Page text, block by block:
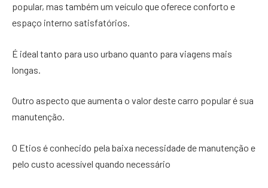
popular, mas também um veículo que oferece conforto e
espaço interno satisfatórios.
É ideal tanto para uso urbano quanto para viagens mais
longas.
Outro aspecto que aumenta o valor deste carro popular é sua
manutenção.
O Etios é conhecido pela baixa necessidade de manutenção e
pelo custo acessível quando necessário